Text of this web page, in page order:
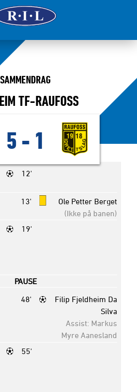
SAMMENDRAG
TF-RAUFOSS
5 - 1
12'
13'
Ole Petter Berget
(Ikke på banen)
19'
PAUSE
48'
Filip Fjeldheim Da
Silva
Assist: Markus
Myre Aanesland
55'